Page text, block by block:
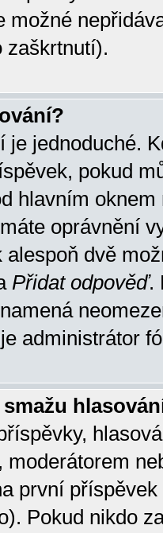
možné
zaškrtnutí).
je jednoduché.
pokud
hlavním oknem
oprávnění
alespoň dvě
Přidat odpověď.
administrátor
moderátorem
první
Pokud nikdo